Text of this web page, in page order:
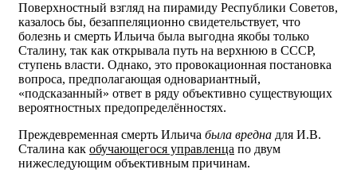
Поверхностный взгляд на пирамиду Республики Советов,
казалось бы, безаппеляционно свидетельствует, что
болезнь и смерть Ильича была выгодна якобы только
Сталину, так как открывала путь на верхнюю в СССР,
ступень власти. Однако, это провокационная постановка
вопроса, предполагающая одновариантный,
«подсказанный» ответ в ряду объективно существующих
вероятностных предопределённостях.
Преждевременная смерть Ильича была вредна для И.В.
Сталина как обучающегося управленца по двум
нижеследующим объективным причинам.